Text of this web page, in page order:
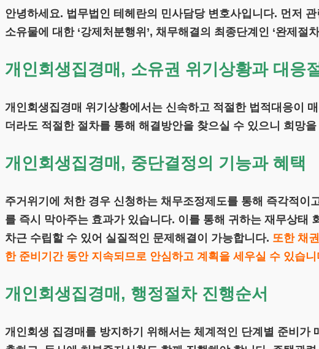
안녕하세요. 법무법인 테헤란의 민사담당 변호사입니다. 먼저
소유물에 대한 ‘강제처분행위’, 채무해결의 최종단계인 ‘완제절
개인회생집경매, 소유권 위기상황과 대응
개인회생집경매 위기상황에서는 신속하고 적절한 법적대응이
더라도 적절한 절차를 통해 해결방안을 찾으실 수 있으니 희망
개인회생집경매, 중단결정의 기능과 혜택
주거위기에 처한 경우 신청하는 채무조정제도를 통해 즉각적
를 즉시 막아주는 효과가 있습니다. 이를 통해 귀하는 재무상태
차근 수립할 수 있어 실질적인 문제해결이 가능합니다. 또한 채
한 준비기간 동안 지속되므로 안심하고 계획을 세우실 수 있습니
개인회생집경매, 행정절차 진행순서
개인회생 집경매를 방지하기 위해서는 체계적인 단계별 준비가